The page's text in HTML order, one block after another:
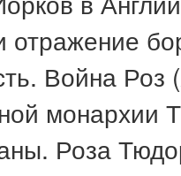
отражение
Война
монархии
Роза